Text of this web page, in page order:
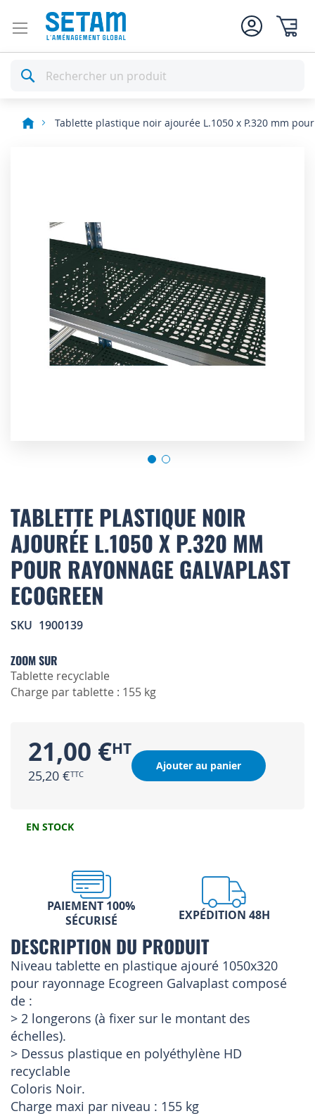
Rechercher
Tablette plastique noir ajourée L.1050 x P.320 mm
to
the
beginning
of
the
images
gallery
TABLETTE PLASTIQUE NOIR
AJOURÉE L.1050 X P.320 MM
POUR RAYONNAGE GALVAPLAST
ECOGREEN
SKU 1900139
ZOOM SUR
Tablette recyclable
Charge par tablette : 155 kg
21,00 €
25,20 €
Ajouter au panier
EN STOCK
PAIEMENT 100%
SÉCURISÉ
EXPÉDITION 48H
DESCRIPTION DU PRODUIT
Niveau tablette en plastique ajouré 1050x320
pour rayonnage Ecogreen Galvaplast composé
de :
> 2 longerons (à fixer sur le montant des
échelles).
> Dessus plastique en polyéthylène HD
recyclable
Coloris Noir.
Charge maxi par niveau : 155 kg